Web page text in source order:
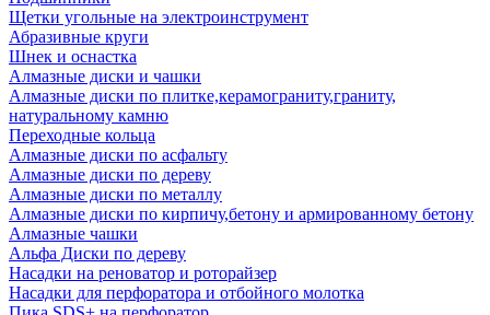
Щетки угольные на электроинструмент
Абразивные круги
Шнек и оснастка
Алмазные диски и чашки
Алмазные диски по плитке,керамограниту,граниту,
натуральному камню
Переходные кольца
Алмазные диски по асфальту
Алмазные диски по дереву
Алмазные диски по металлу
Алмазные диски по кирпичу,бетону и армированному бетону
Алмазные чашки
Альфа Диски по дереву
Насадки на реноватор и роторайзер
Насадки для перфоратора и отбойного молотка